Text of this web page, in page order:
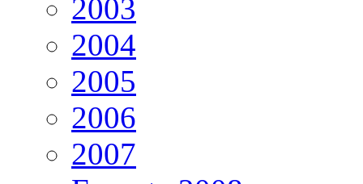
2003
2004
2005
2006
2007